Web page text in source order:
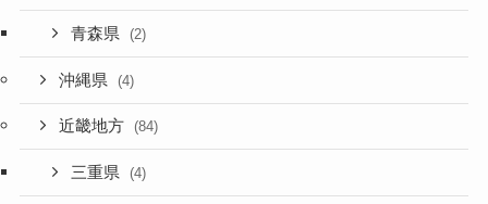
青森県 (2)
沖縄県 (4)
近畿地方 (84)
三重県 (4)